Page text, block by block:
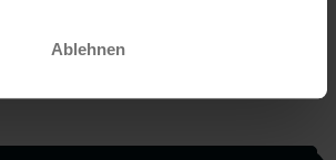
Ablehnen